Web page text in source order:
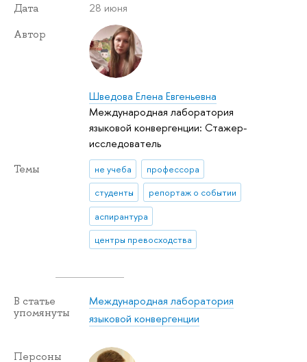
Дата 28 июня
Автор
Шведова Елена Евгеньевна
Международная лаборатория
языковой конвергенции: Стажер-
исследователь
Темы не учеба
профессора
студенты
репортаж о событии
аспирантура
центры превосходства
В статье
упомянуты
Международная лаборатория
языковой конвергенции
Персоны